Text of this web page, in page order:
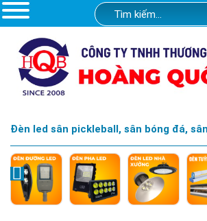
Đèn led sân pickleball, sân bóng đá,